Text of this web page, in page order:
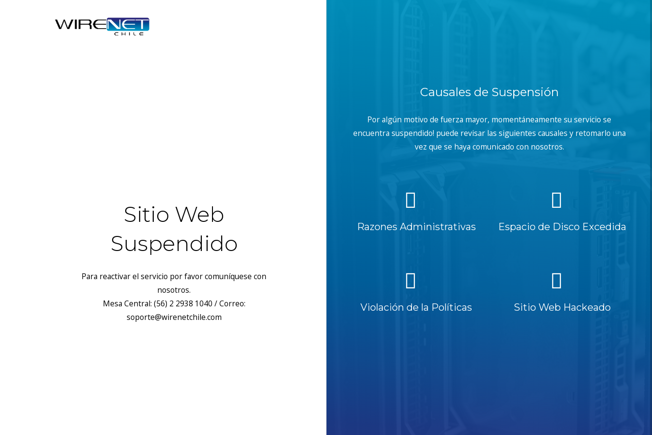
Sitio Web
Suspendido
Para reactivar el servicio por favor comuníquese con
nosotros.
Mesa Central: (56) 2 2938 1040 / Correo:
soporte@wirenetchile.com
Causales de Suspensión
Por algún motivo de fuerza mayor, momentáneamente su servicio se
encuentra suspendido! puede revisar las siguientes causales y retomarlo una
vez que se haya comunicado con nosotros.
Razones Administrativas Espacio de Disco Excedida
Violación de la Políticas Sitio Web Hackeado